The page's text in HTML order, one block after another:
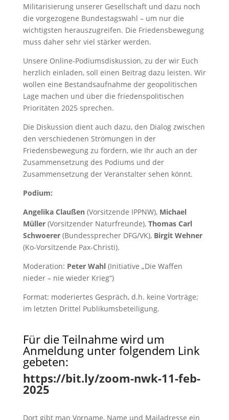
Militarisierung unserer Gesellschaft und dazu noch
die vorgezogene Bundestagswahl – um nur die
wichtigsten herauszugreifen. Die Friedensbewegung
muss daher sehr viel stärker werden.
Unsere Online-Podiumsdiskussion, zu der wir Euch
herzlich einladen, soll einen Beitrag dazu leisten. Wir
wollen eine Bestandsaufnahme der geopolitischen
Lage machen und über die friedenspolitischen
Prioritäten 2025 sprechen.
Die Diskussion dient auch dazu, den Dialog zwischen
den verschiedenen Strömungen in der
Friedensbewegung zu fördern, wie Ihr auch an der
Zusammensetzung des Podiums und der
Zusammensetzung der Veranstalter sehen könnt.
Podium:
Angelika Claußen(Vorsitzende IPPNW), Michael
Müller(Vorsitzender Naturfreunde), Thomas Carl
Schwoerer(Bundessprecher DFG/VK), Birgit Wehner
(Ko-Vorsitzende Pax-Christi).
Moderation: Peter Wahl(Initiative „Die Waffen
nieder – nie wieder Krieg“)
Format: moderiertes Gespräch, d.h. keine Vorträge;
im letzten Drittel Publikumsbeteiligung.
Für die Teilnahme wird um
Anmeldung unter folgendem Link
gebeten:
https://bit.ly/zoom-nwk-11-feb-
2025
Dort gibt man Vorname, Name und Mailadresse ein